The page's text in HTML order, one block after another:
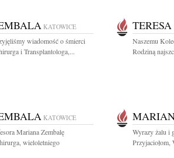
KATOWICE
wiadomość o śmierci
i Transplantologa,...
Naszemu
Rodziną
KATOWICE
Mariana Zembalę
wieloletniego
Wyrazy żalu i
Przyjaciołom,